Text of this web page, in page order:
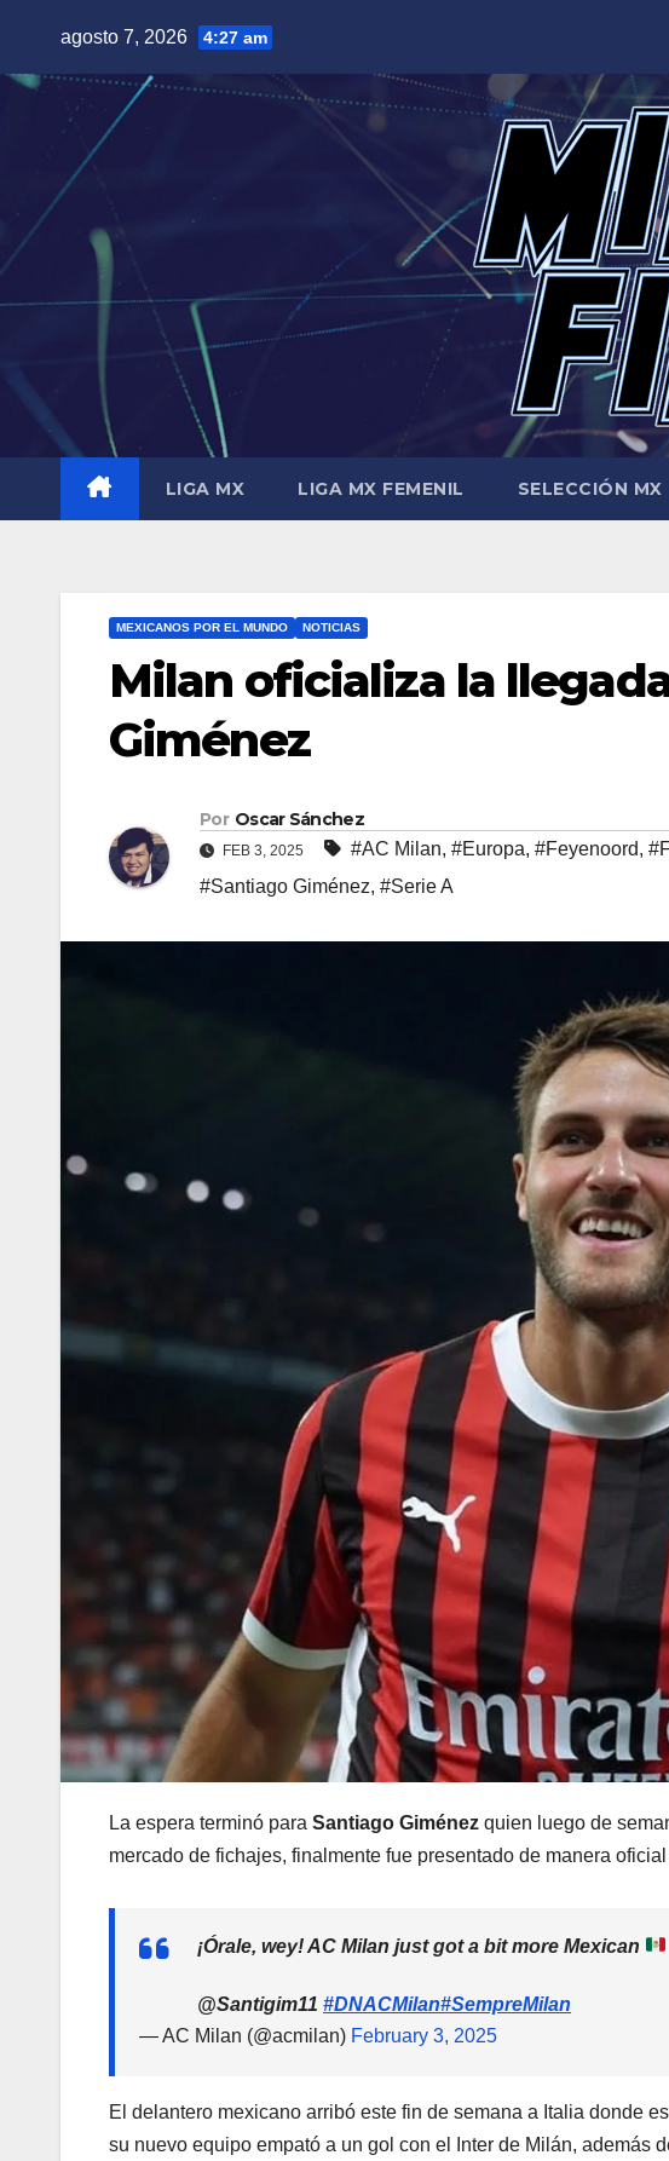
contenido
agosto 7, 2026 4:27 am
LIGA MX LIGA MX FEMENIL SELECCIÓN MX
MEXICANOS POR EL MUNDO NOTICIAS
Milan oficializa la
Giménez
Por Oscar Sánchez
FEB 3, 2025 #AC Milan, #Europa, #Feyenoord,
#Santiago Giménez, #Serie A
La espera terminó para Santiago Giménez quien luego de
mercado de fichajes, finalmente fue presentado de manera
¡Órale, wey! AC Milan just got a bit more Mexican
@Santigim11 #DNACMilan#SempreMilan
— AC Milan (@acmilan) February 3, 2025
El delantero mexicano arribó este fin de semana a Italia donde
su nuevo equipo empató a un gol con el Inter de Milán, además